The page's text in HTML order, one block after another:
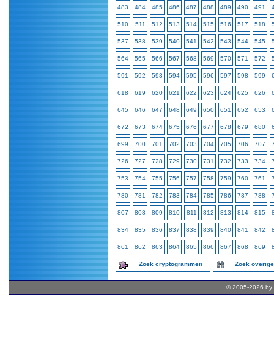
483 484 485 486 487 488 489 490 491
510 511 512 513 514 515 516 517 518
537 538 539 540 541 542 543 544 545
564 565 566 567 568 569 570 571 572
591 592 593 594 595 596 597 598 599
618 619 620 621 622 623 624 625 626
645 646 647 648 649 650 651 652 653
672 673 674 675 676 677 678 679 680
699 700 701 702 703 704 705 706 707
726 727 728 729 730 731 732 733 734
753 754 755 756 757 758 759 760 761
780 781 782 783 784 785 786 787 788
807 808 809 810 811 812 813 814 815
834 835 836 837 838 839 840 841 842
861 862 863 864 865 866 867 868 869
Zoek cryptogrammen Zoek
© 2005-2026 by